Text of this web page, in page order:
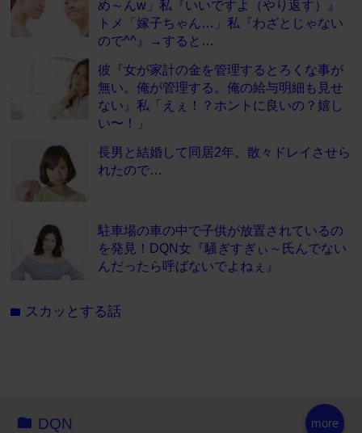
め～んw」私『いいですよ（やり返す）』
トメ「嫁子ちゃん…」私『わざとじゃない
ので^^』→すると…
彼『女が家計の金を管理するとろくな事が
無い。俺が管理する。俺の給与明細も見せ
ない』私「えぇ！？ホントに良いの？嬉し
い〜！」
長男と結婚して同居2年。散々ドレイさせら
れたので…
駐車場の車の中で子供が放置されているの
を発見！DQN女『騒ぎすぎぃ～氏んでない
んだったら呼ばないでよねぇ』
folder スカッとする話
more
DQN